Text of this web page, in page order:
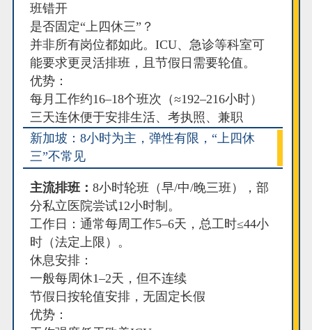
班错开
是否固定“上四休三”？
并非所有岗位都如此。ICU、急诊等科室可
能要求更灵活排班，且节假日需要轮值。
优势：
每月工作约16–18个班次（≈192–216小时）
三天连休便于安排生活、考执照、兼职
新加坡：8小时为主，弹性有限，“上四休
三”不常见
主流排班：8小时轮班（早/中/晚三班），部
分私立医院尝试12小时制。
工作日：通常每周工作5–6天，总工时≤44小
时（法定上限）。
休息安排：
一般每周休1–2天，但不连续
节假日按轮值安排，无固定长假
优势：